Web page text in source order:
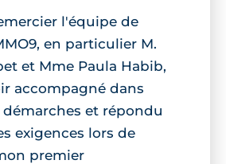
l'équipe de
en particulier M.
et Mme Paula Habib,
accompagné dans
et répondu
exigences lors de
premier